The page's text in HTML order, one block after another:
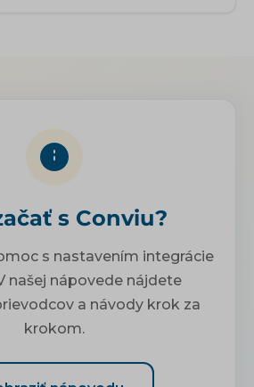
s Conviu?
s nastavením integrácie
našej nápovede nájdete
a návody krok za
krokom.